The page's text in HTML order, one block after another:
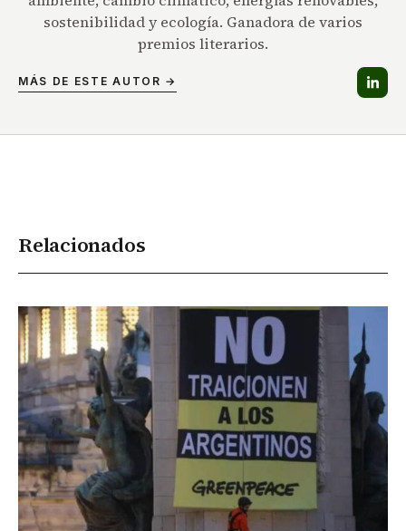
sostenibilidad y ecología. Ganadora de varios
premios literarios.
MÁS DE ESTE AUTOR →
Relacionados